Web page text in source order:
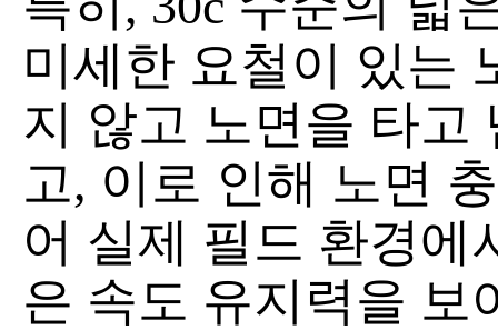
미세한 요철이 있는
지 않고 노면을 타고
고, 이로 인해 노면
어 실제 필드 환경에
은 속도 유지력을 보